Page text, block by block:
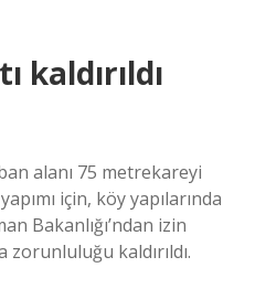
kaldırıldı
alanı 75 metrekareyi
için, köy yapılarında
Bakanlığı’ndan izin
zorunluluğu kaldırıldı.